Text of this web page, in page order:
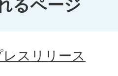
るページ
スリリース